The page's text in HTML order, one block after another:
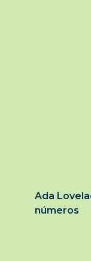
Ada
números